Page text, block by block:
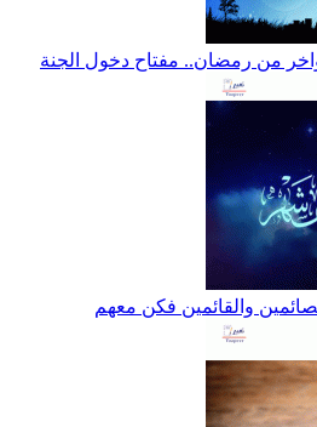
من رمضان.. مفتاح دخول الجنة
والقائمين فكن معهم